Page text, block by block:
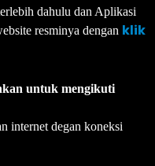
dahulu dan Aplikasi
resminya dengan klik
untuk mengikuti
internet degan koneksi